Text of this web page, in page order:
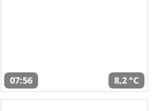
07:56 8,2 °C